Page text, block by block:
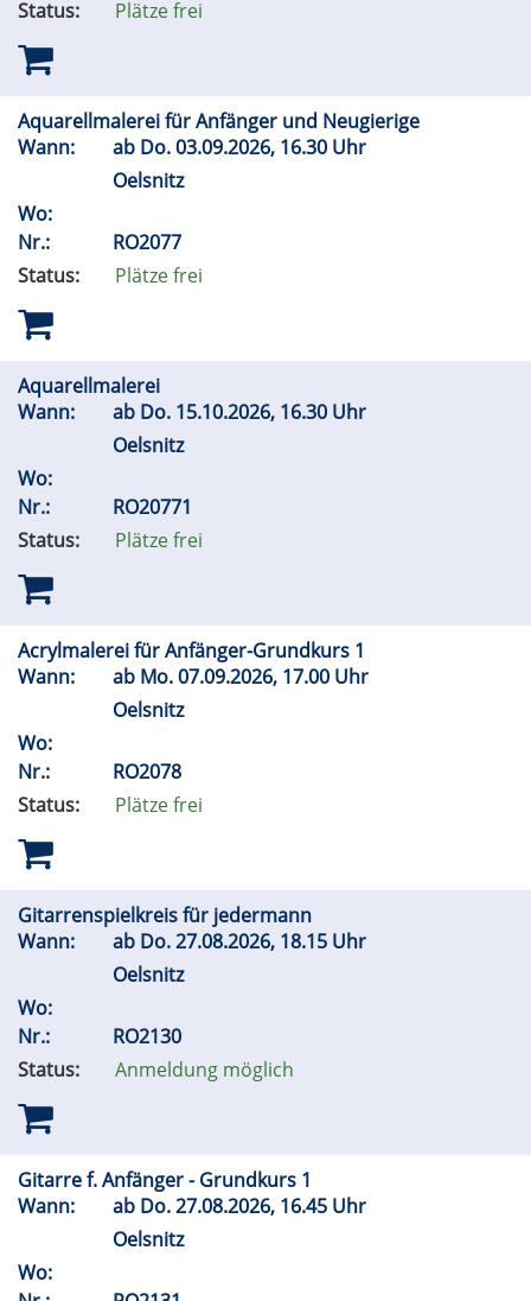
Status:
Plätze frei
Aquarellmalerei für Anfänger und Neugierige
Wann:
ab Do.03.09.2026, 16.30 Uhr
Oelsnitz
Wo:
Nr.:
RO2077
Status:
Plätze frei
Aquarellmalerei
Wann:
ab Do. 15.10.2026, 16.30 Uhr
Oelsnitz
Wo:
Nr.:
RO20771
Status:
Plätze frei
Acrylmalerei für Anfänger-Grundkurs 1
Wann:
ab Mo.07.09.2026, 17.00 Uhr
Oelsnitz
Wo:
Nr.:
RO2078
Status:
Plätze frei
Gitarrenspielkreis für jedermann
Wann:
ab Do.27.08.2026, 18.15 Uhr
Oelsnitz
Wo:
Nr.:
RO2130
Status:
Anmeldung möglich
Gitarre f. Anfänger - Grundkurs 1
Wann:
ab Do.27.08.2026, 16.45 Uhr
Oelsnitz
Wo: